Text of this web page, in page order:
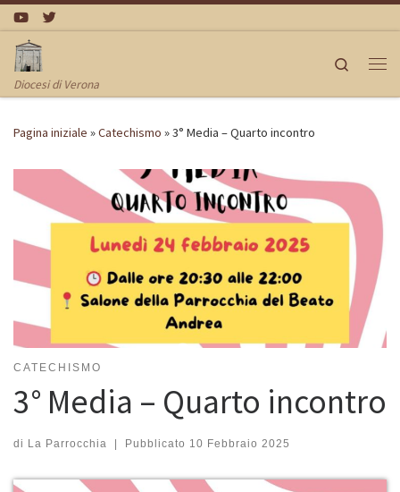
Passa al contenuto
Diocesi di Verona
Search
Pagina iniziale »Catechismo »3° Media – Quarto incontro
CATECHISMO
3° Media – Quarto incontro
di La Parrocchia Pubblicato 10 Febbraio 2025